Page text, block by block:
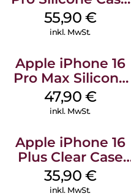
MagSafe Stone
Gray
55,90 €
inkl. MwSt.
Apple iPhone 16
Pro Max Silicone
Case MagSafe
Black
47,90 €
inkl. MwSt.
Apple iPhone 16
Plus Clear Case
MagSafe
Transparent
35,90 €
inkl. MwSt.